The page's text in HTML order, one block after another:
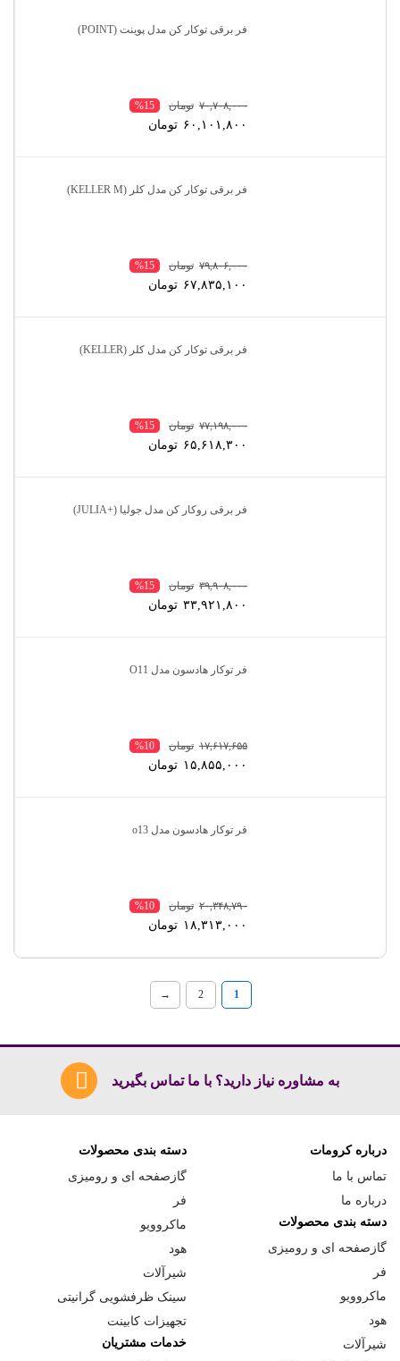
فر برقی توکار کن مدل پوینت (POINT)
%15 ۷۰,۷۰۸,۰۰۰ تومان
۶۰,۱۰۱,۸۰۰ تومان
فر برقی توکار کن مدل کلر (KELLER M)
%15 ۷۹,۸۰۶,۰۰۰ تومان
۶۷,۸۳۵,۱۰۰ تومان
فر برقی توکار کن مدل کلر (KELLER)
%15 ۷۷,۱۹۸,۰۰۰ تومان
۶۵,۶۱۸,۳۰۰ تومان
فر برقی روکار کن مدل جولیا (+JULIA)
%15 ۳۹,۹۰۸,۰۰۰ تومان
۳۳,۹۲۱,۸۰۰ تومان
فر توکار هادسون مدل O11
%10 ۱۷,۶۱۷,۶۵۵ تومان
۱۵,۸۵۵,۰۰۰ تومان
فر توکار هادسون مدل o13
%10 ۲۰,۳۴۸,۷۹۰ تومان
۱۸,۳۱۳,۰۰۰ تومان
1
2
→
به مشاوره نیاز دارید؟ با ما تماس بگیرید
درباره کرومات
تماس با ما
درباره ما
دسته بندی محصولات
گازصفحه ای و رومیزی
فر
ماکروویو
هود
شیرآلات
دسته بندی محصولات
گازصفحه ای و رومیزی
فر
ماکروویو
هود
شیرآلات
سینک ظرفشویی گرانیتی
تجهیزات کابینت
خدمات مشتریان